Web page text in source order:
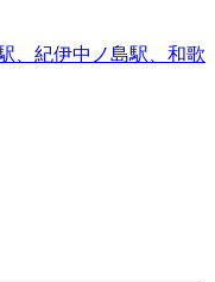
、紀伊中ノ島駅、和歌